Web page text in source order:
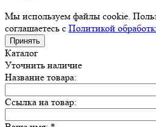
Мы используем файлы cookie.
соглашаетесь с Политикой
Принять
Каталог
Уточнить наличие
Название товара:
Ссылка на товар: